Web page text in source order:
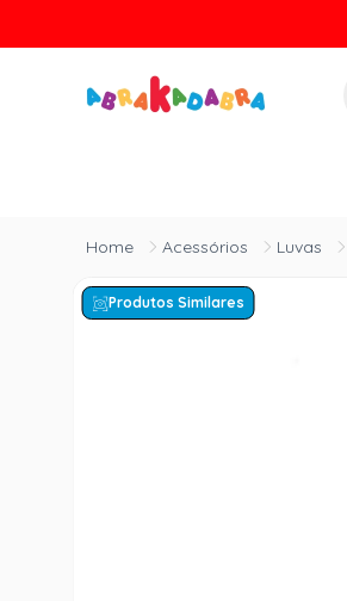
Acessórios Luvas
Produtos Similares